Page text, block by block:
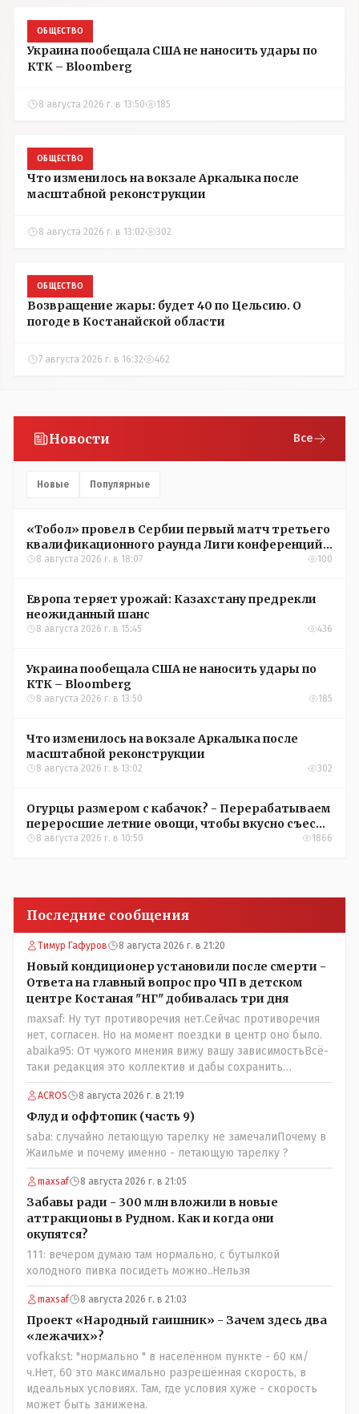
ОБЩЕСТВО
Украина пообещала США не наносить удары по
КТК – Bloomberg
8 августа 2026 г. в 13:50 185
ОБЩЕСТВО
Что изменилось на вокзале Аркалыка после
масштабной реконструкции
8 августа 2026 г. в 13:02 302
ОБЩЕСТВО
Возвращение жары: будет 40 по Цельсию. О
погоде в Костанайской области
7 августа 2026 г. в 16:32 462
Новости Все
Новые Популярные
«Тобол» провел в Сербии первый матч третьего
квалификационного раунда Лиги конференций
УЕФА
8 августа 2026 г. в 18:07 100
Европа теряет урожай: Казахстану предрекли
неожиданный шанс
8 августа 2026 г. в 15:45 436
Украина пообещала США не наносить удары по
КТК – Bloomberg
8 августа 2026 г. в 13:50 185
Что изменилось на вокзале Аркалыка после
масштабной реконструкции
8 августа 2026 г. в 13:02 302
Огурцы размером с кабачок? - Перерабатываем
переросшие летние овощи, чтобы вкусно съесть
зимой
8 августа 2026 г. в 10:50 1866
Последние сообщения
Тимур Гафуров 8 августа 2026 г. в 21:20
Новый кондиционер установили после смерти -
Ответа на главный вопрос про ЧП в детском
центре Костаная "НГ" добивалась три дня
maxsaf: Ну тут противоречия нет.Сейчас противоречия
нет, согласен. Но на момент поездки в центр оно было.
abaika95: От чужого мнения вижу вашу зависимостьВсё-
таки редакция это коллектив и дабы сохранить
профессиональное лицо можно было бы и указать
Общественному объединению на не корректность
высказываний о вас в том тоне в котором была та
публикация.В комментарии от ОО было и мнение, и
факт. На мнение я ответил там же. В том же тоне
отвечать не намерен, но акценты расставил. А вот факт
нужно было проверить. Что мы и сделали. И если это вы
называете зависимостью, то у меня другое
представление об этом термине.
ACROS 8 августа 2026 г. в 21:19
Флуд и оффтопик (часть 9)
saba: случайно летающую тарелку не замечалиПочему в
Жаильме и почему именно - летающую тарелку ?
maxsaf 8 августа 2026 г. в 21:05
Забавы ради - 300 млн вложили в новые
аттракционы в Рудном. Как и когда они
окупятся?
111: вечером думаю там нормально, с бутылкой
холодного пивка посидеть можно..Нельзя
maxsaf 8 августа 2026 г. в 21:03
Проект «Народный гаишник» - Зачем здесь два
«лежачих»?
vofkakst: "нормально " в населённом пункте - 60 км/
ч.Нет, 60 это максимально разрешённая скорость, в
идеальных условиях. Там, где условия хуже - скорость
может быть занижена.